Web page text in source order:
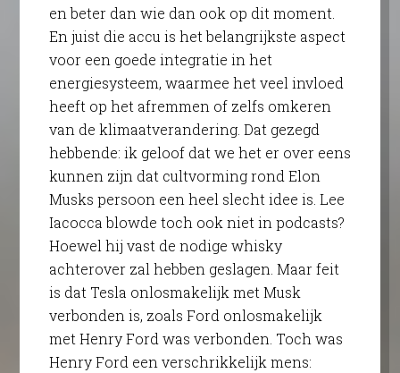
en beter dan wie dan ook op dit moment.
En juist die accu is het belangrijkste aspect
voor een goede integratie in het
energiesysteem, waarmee het veel invloed
heeft op het afremmen of zelfs omkeren
van de klimaatverandering. Dat gezegd
hebbende: ik geloof dat we het er over eens
kunnen zijn dat cultvorming rond Elon
Musks persoon een heel slecht idee is. Lee
Iacocca blowde toch ook niet in podcasts?
Hoewel hij vast de nodige whisky
achterover zal hebben geslagen. Maar feit
is dat Tesla onlosmakelijk met Musk
verbonden is, zoals Ford onlosmakelijk
met Henry Ford was verbonden. Toch was
Henry Ford een verschrikkelijk mens: